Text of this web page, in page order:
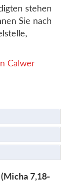
stehen
Sie nach
Calwer
(Micha 7,18-